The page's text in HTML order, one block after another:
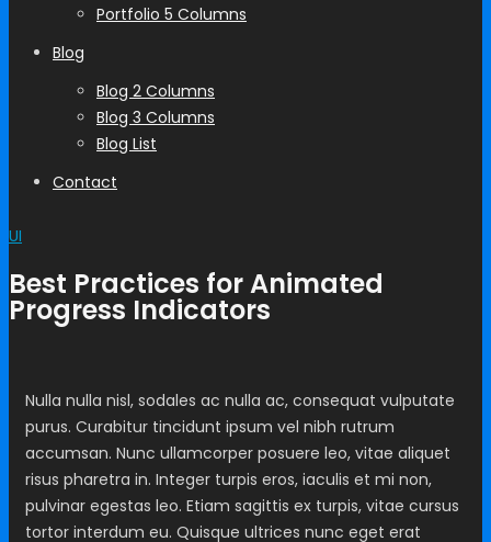
Portfolio 5 Columns
Blog
Blog 2 Columns
Blog 3 Columns
Blog List
Contact
UI
Best Practices for Animated
Progress Indicators
Nulla nulla nisl, sodales ac nulla ac, consequat vulputate
purus. Curabitur tincidunt ipsum vel nibh rutrum
accumsan. Nunc ullamcorper posuere leo, vitae aliquet
risus pharetra in. Integer turpis eros, iaculis et mi non,
pulvinar egestas leo. Etiam sagittis ex turpis, vitae cursus
tortor interdum eu. Quisque ultrices nunc eget erat